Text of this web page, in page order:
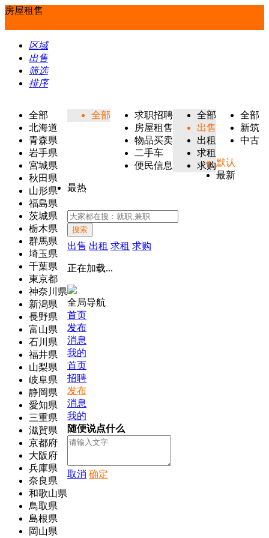
房屋租售
区域
出售
筛选
排序
全部
北海道
青森県
岩手県
宮城県
秋田県
山形県
福島県
茨城県
栃木県
群馬県
埼玉県
千葉県
東京都
神奈川県
新潟県
長野県
富山県
石川県
福井県
山梨県
岐阜県
静岡県
愛知県
三重県
滋賀県
京都府
大阪府
兵庫県
奈良県
和歌山県
鳥取県
島根県
岡山県
全部
求职招聘
房屋租售
物品买卖
二手车
便民信息
全部
出售
出租
求租
求购
全部
新筑
中古
默认
最新
最热
搜索
出售 出租 求租 求购
正在加载...
全局导航
首页
发布
消息
我的
首页
招聘
发布
消息
我的
随便说点什么
取消 确定